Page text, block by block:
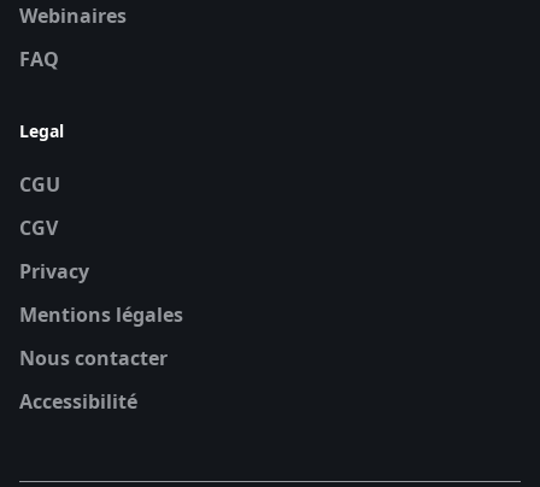
Webinaires
FAQ
Legal
CGU
CGV
Privacy
Mentions légales
Nous contacter
Accessibilité